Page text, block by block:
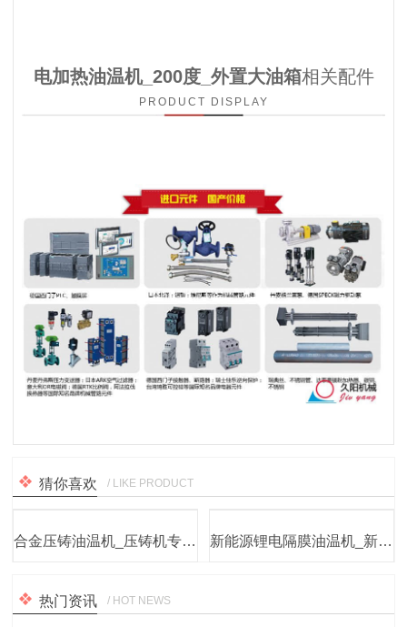
电加热油温机_200度_外置大油箱相关配件
PRODUCT DISPLAY
猜你喜欢 / LIKE PRODUCT
合金压铸油温机_压铸机专用油模温机 新能源锂电隔膜油温机_新能源电机测试油温机厂家
热门资讯 / HOT NEWS